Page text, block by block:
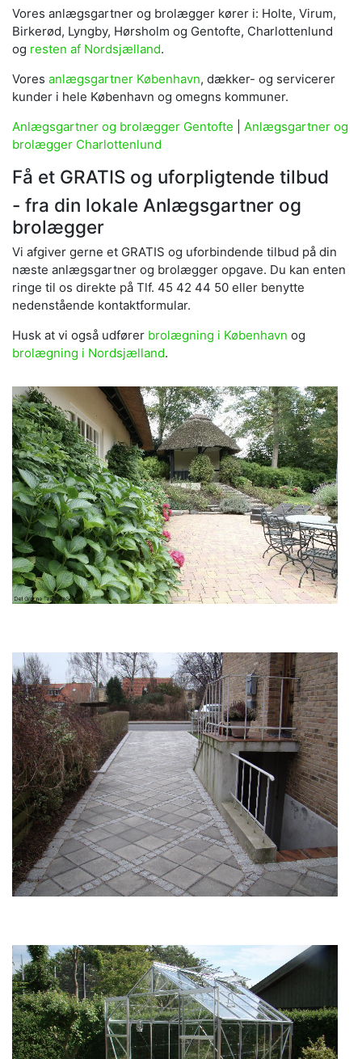
Vores anlægsgartner og brolægger kører i: Holte, Virum,
Birkerød, Lyngby, Hørsholm og Gentofte, Charlottenlund
og resten af Nordsjælland.
Vores anlægsgartner København, dækker- og servicerer
kunder i hele København og omegns kommuner.
Anlægsgartner og brolægger Gentofte
Anlægsgartner og
brolægger Charlottenlund
Få et GRATIS og uforpligtende tilbud
- fra din lokale Anlægsgartner og
brolægger
Vi afgiver gerne et GRATIS og uforbindende tilbud på din
næste anlægsgartner og brolægger opgave. Du kan enten
ringe til os direkte på Tlf. 45 42 44 50 eller benytte
nedenstående kontaktformular.
Husk at vi også udfører brolægning i København og
brolægning i Nordsjælland.